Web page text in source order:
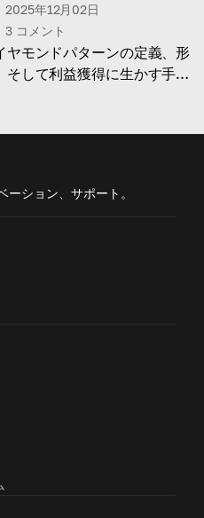
2025年12月02日
3 コメント
ヤモンドパターンの定義、形
そして利益獲得に生かす手順
ーション、サポート。